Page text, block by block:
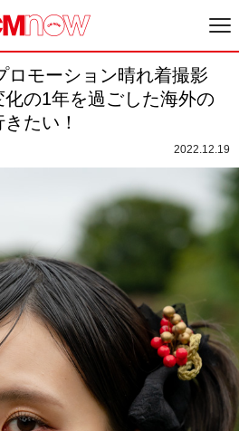
ロモーション晴れ着撮影
の1年を過ごした海外の
たい！
2022.12.19